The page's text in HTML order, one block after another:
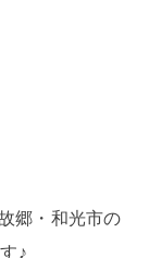
郷・和光市の
♪